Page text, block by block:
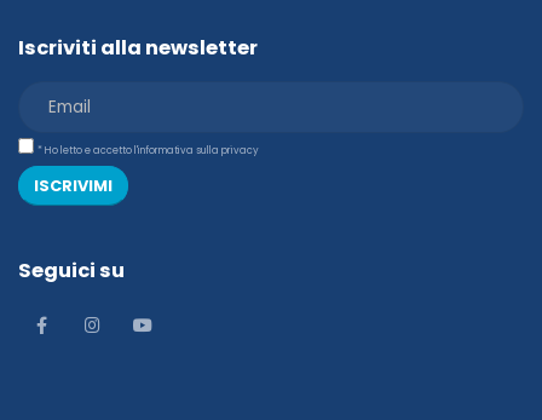
Iscriviti alla newsletter
* Ho letto e accetto l'informativa sulla privacy
ISCRIVIMI
Seguici su